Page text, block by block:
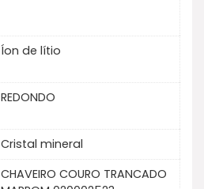
Íon de lítio
REDONDO
Cristal mineral
CHAVEIRO COURO TRANCADO